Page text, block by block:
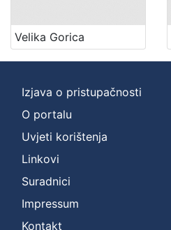
Velika Gorica
Izjava o pristupačnosti
O portalu
Uvjeti korištenja
Linkovi
Suradnici
Impressum
Kontakt